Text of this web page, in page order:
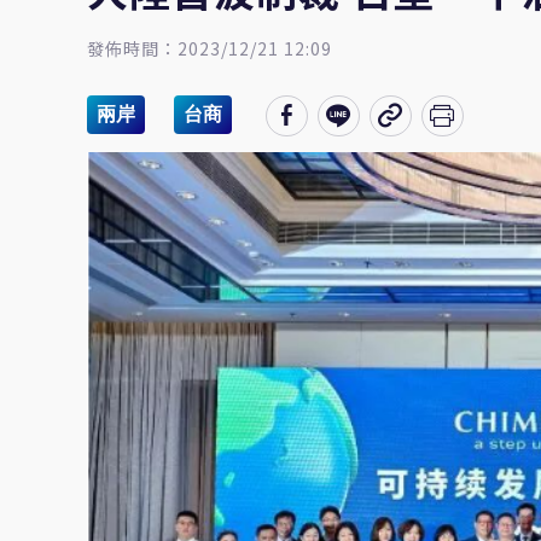
發佈時間：2023/12/21 12:09
兩岸 台商